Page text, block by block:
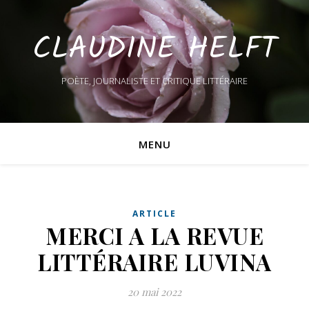
CLAUDINE HELFT
POÈTE, JOURNALISTE ET CRITIQUE LITTÉRAIRE
MENU
ARTICLE
MERCI A LA REVUE
LITTÉRAIRE LUVINA
20 mai 2022